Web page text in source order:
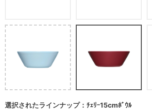
選択されたラインナップ：ﾁｪﾘｰ15cmﾎﾞｳﾙ